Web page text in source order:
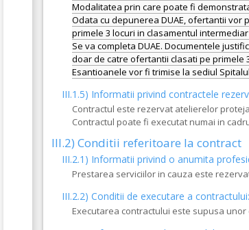
Modalitatea prin care poate fi
Odata cu depunerea DUAE, ofertantii
primele 3 locuri in clasamentul
Se va completa DUAE. Documentele
doar de catre ofertantii clasati pe
III.1.5) Informatii privind contractele
Contractul este rezervat atelierelor
Contractul poate fi executat numai in
III.2) Conditii referitoare la contract
III.2.1) Informatii privind o anumita
Prestarea serviciilor in cauza este
III.2.2) Conditii de executare a contractului:
Executarea contractului este supusa unor